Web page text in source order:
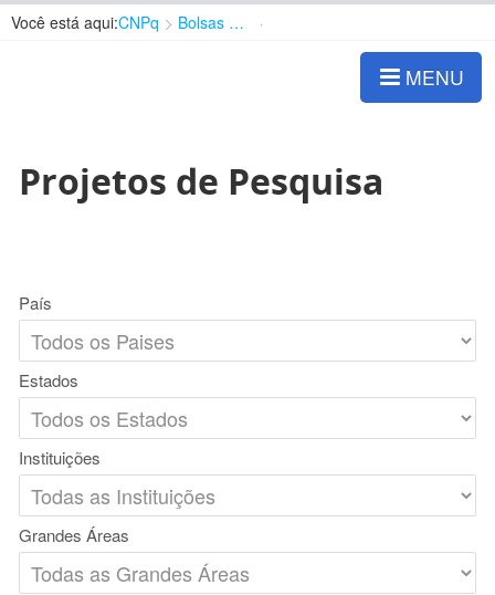
Você está aqui:CNPq Bolsas e Auxílios Vigentes
MENU
Projetos de Pesquisa
País
Estados
Instituições
Grandes Áreas